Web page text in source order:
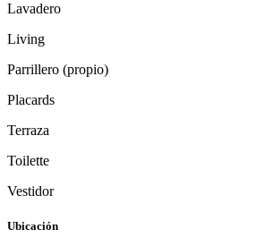
Lavadero
Living
Parrillero (propio)
Placards
Terraza
Toilette
Vestidor
Ubicación